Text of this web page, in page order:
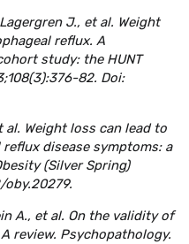
J., et al. Weight
reflux. A
study: the HUNT
82. Doi:
al. Weight loss can lead to
disease symptoms: a
(Silver Spring)
oby.20279.
A., et al. On the validity of
review. Psychopathology.